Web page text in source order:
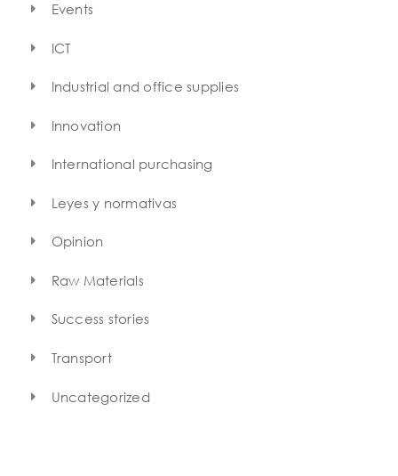
Events
ICT
Industrial and office supplies
Innovation
International purchasing
Leyes y normativas
Opinion
Raw Materials
Success stories
Transport
Uncategorized